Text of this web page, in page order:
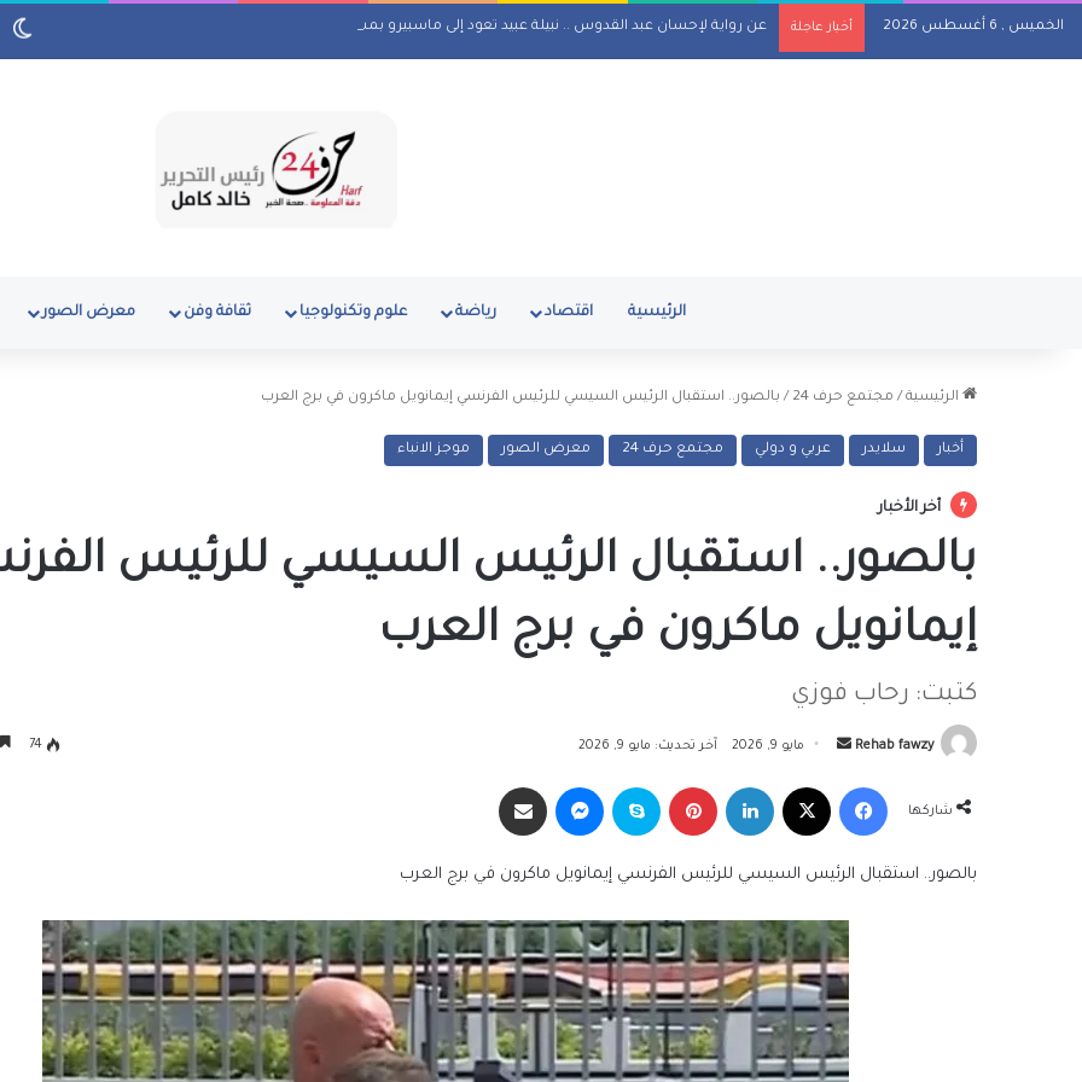
الخميس , 6 أغسطس 2026 أخبار عاجلة عن رواية لإحسان عبد القدوس .. نبيلة عبيد تعود إلى ماسبيرو بمسلسل إذاعي
الرئيسية اقتصاد رياضة علوم وتكنولوجيا ثقافة وفن معرض الصور
الرئيسية / مجتمع حرف 24 / بالصور.. استقبال الرئيس السيسي للرئيس الفرنسي إيمانويل ماكرون في برج العرب
أخبار سلايدر عربي و دولي مجتمع حرف 24 معرض الصور موجز الانباء
أخر الأخبار
بالصور.. استقبال الرئيس السيسي للرئيس
إيمانويل ماكرون في برج العرب
كتبت: رحاب فوزي
Rehab fawzy
أرسل
إلكترونيا
مايو 9, 2026 آخر تحديث: مايو 9, 2026 74
شاركها
فيسبوك لينكدإن بينتيريست سكايب ماسنجر
بالصور.. استقبال الرئيس السيسي للرئيس الفرنسي إيمانويل ماكرون في برج العرب